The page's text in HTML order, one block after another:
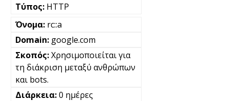
HTTP
rc::a
google.com
Χρησιμοποιείται για
τη διάκριση μεταξύ ανθρώπων
και bots.
0 ημέρες